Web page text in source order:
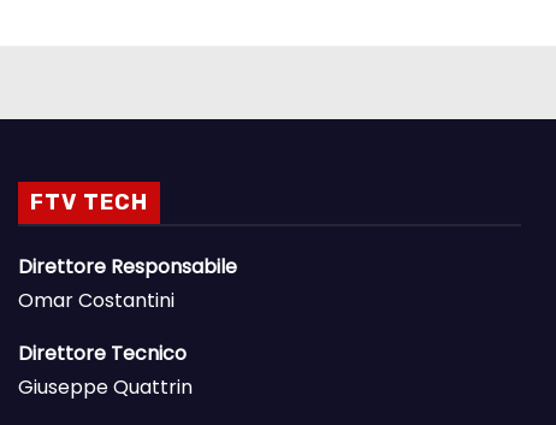
FTV TECH
Direttore Responsabile
Omar Costantini
Direttore Tecnico
Giuseppe Quattrin